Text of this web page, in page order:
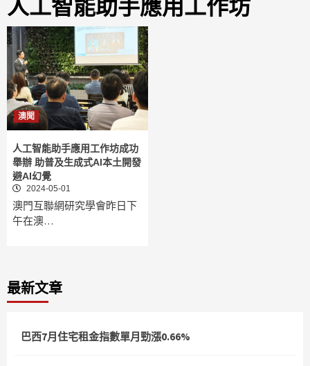
人工智能助手應用工作坊
澳聞
人工智能助手應用工作坊成功
舉辦 助普及生成式AI本土開發
避AI幻覺
2024-05-01
澳門互聯網研究學會昨日下
午在澳…
最新文章
巴西7月住宅租金指數單月勁漲0.66%